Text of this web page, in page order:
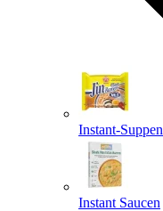
Instant-Suppen
Instant Saucen